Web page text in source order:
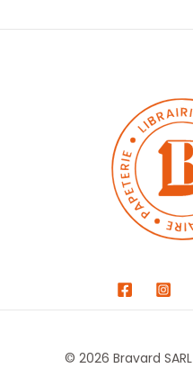
© 2026 Bravard SARL